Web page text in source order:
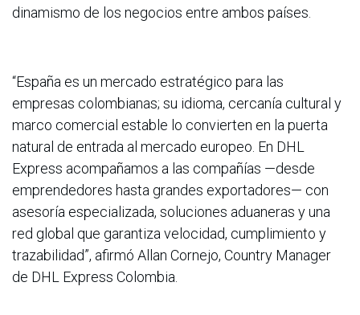
dinamismo de los negocios entre ambos países.
“España es un mercado estratégico para las
empresas colombianas; su idioma, cercanía cultural y
marco comercial estable lo convierten en la puerta
natural de entrada al mercado europeo. En DHL
Express acompañamos a las compañías —desde
emprendedores hasta grandes exportadores— con
asesoría especializada, soluciones aduaneras y una
red global que garantiza velocidad, cumplimiento y
trazabilidad”, afirmó Allan Cornejo, Country Manager
de DHL Express Colombia.